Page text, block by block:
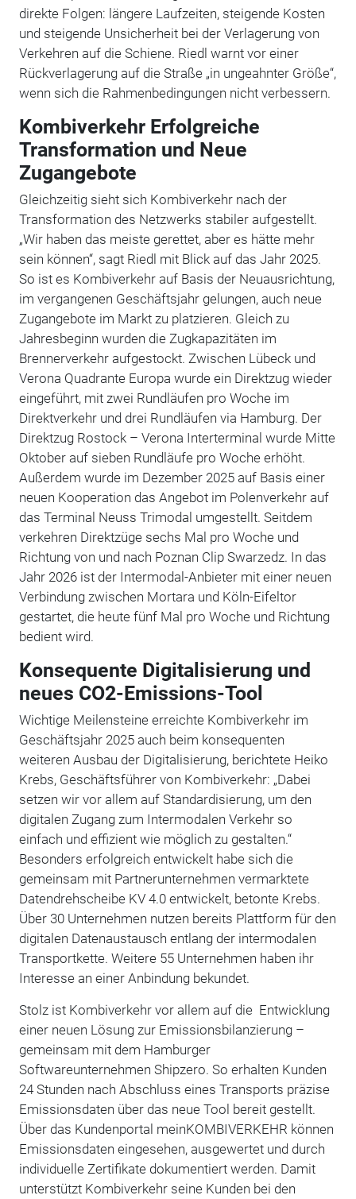
direkte Folgen: längere Laufzeiten, steigende Kosten
und steigende Unsicherheit bei der Verlagerung von
Verkehren auf die Schiene. Riedl warnt vor einer
Rückverlagerung auf die Straße „in ungeahnter Größe“,
wenn sich die Rahmenbedingungen nicht verbessern.
Kombiverkehr Erfolgreiche
Transformation und Neue
Zugangebote
Gleichzeitig sieht sich Kombiverkehr nach der
Transformation des Netzwerks stabiler aufgestellt.
„Wir haben das meiste gerettet, aber es hätte mehr
sein können“, sagt Riedl mit Blick auf das Jahr 2025.
So ist es Kombiverkehr auf Basis der Neuausrichtung,
im vergangenen Geschäftsjahr gelungen, auch neue
Zugangebote im Markt zu platzieren. Gleich zu
Jahresbeginn wurden die Zugkapazitäten im
Brennerverkehr aufgestockt. Zwischen Lübeck und
Verona Quadrante Europa wurde ein Direktzug wieder
eingeführt, mit zwei Rundläufen pro Woche im
Direktverkehr und drei Rundläufen via Hamburg. Der
Direktzug Rostock – Verona Interterminal wurde Mitte
Oktober auf sieben Rundläufe pro Woche erhöht.
Außerdem wurde im Dezember 2025 auf Basis einer
neuen Kooperation das Angebot im Polenverkehr auf
das Terminal Neuss Trimodal umgestellt. Seitdem
verkehren Direktzüge sechs Mal pro Woche und
Richtung von und nach Poznan Clip Swarzedz. In das
Jahr 2026 ist der Intermodal-Anbieter mit einer neuen
Verbindung zwischen Mortara und Köln-Eifeltor
gestartet, die heute fünf Mal pro Woche und Richtung
bedient wird.
Konsequente Digitalisierung und
neues CO2-Emissions-Tool
Wichtige Meilensteine erreichte Kombiverkehr im
Geschäftsjahr 2025 auch beim konsequenten
weiteren Ausbau der Digitalisierung, berichtete Heiko
Krebs, Geschäftsführer von Kombiverkehr: „Dabei
setzen wir vor allem auf Standardisierung, um den
digitalen Zugang zum Intermodalen Verkehr so
einfach und effizient wie möglich zu gestalten.“
Besonders erfolgreich entwickelt habe sich die
gemeinsam mit Partnerunternehmen vermarktete
Datendrehscheibe KV 4.0 entwickelt, betonte Krebs.
Über 30 Unternehmen nutzen bereits Plattform für den
digitalen Datenaustausch entlang der intermodalen
Transportkette. Weitere 55 Unternehmen haben ihr
Interesse an einer Anbindung bekundet.
Stolz ist Kombiverkehr vor allem auf die Entwicklung
einer neuen Lösung zur Emissionsbilanzierung –
gemeinsam mit dem Hamburger
Softwareunternehmen Shipzero. So erhalten Kunden
24 Stunden nach Abschluss eines Transports präzise
Emissionsdaten über das neue Tool bereit gestellt.
Über das Kundenportal meinKOMBIVERKEHR können
Emissionsdaten eingesehen, ausgewertet und durch
individuelle Zertifikate dokumentiert werden. Damit
unterstützt Kombiverkehr seine Kunden bei den